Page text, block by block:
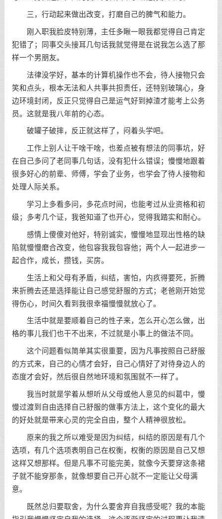
三，行动起来做出改变，打磨自己的脾气和能力。
刚入职我脸皮特别薄，主任多瞅一眼我都觉得自己肯定
犯错了；同事交头接耳几句话我就觉得是在说我怎么选了那
样一个男朋友。
法律没学好，基本的计算机操作也不会，待人接物只会
笑和点头，根本无法和人共事共担责任，还特别玻璃心，身
边环境封闭，反正只觉得自己是运气好到掉渣才能考上公务
员。这就是我八年前的心态。
破罐子破摔，反正就这样了，闷着头学吧。
工作上别人让干啥干啥，也差点被有想法的同事坑，好
在自己多问了老同事几句话，没有犯什么错误；慢慢地跟着
很多好心的前辈、师傅，学会了业务，也学会了待人接物和
处理人际关系。
学习上多看多问，多花点时间，也能考过从业资格和初
级；多考几个证，我爸知道了也开心，觉得我踏实和耐心。
感情上傻傻对他好，特别诚实，慢慢地显现出性格的缺
陷就慢慢磨合改变，他包容我我包容他；两个人一起进步一
起合作，成长，攒钱，买房。
生活上和父母有矛盾，纠结，害怕，内疚得要死，折腾
来折腾去还是选择能让自己感觉舒服的方式；老爸刚开始觉
得伤心，时间久看到我很幸福慢慢就放心了。
生活中就是要顺着自己的性子来，怎么开心怎么做，出
格的事儿我们也干不出来，不过就是小事上的做法不同。
这个问题看似简单其实很重要，因为凡事按照自己舒服
的方式来，自己的心情才会好，自己心情好了对待身边人的
态度才会好，然后很自然地环境和氛围就不一样了。
我当时就是学着从想听从父母或他人意见的纠葛中，慢
慢过渡到自由选择自己舒服的做事方法上，这个变化的最大
的好处就是带来心灵的完全自由，整个人精神很放松。
原来的我之所以难受是因为纠结，纠结的原因是有几个
选项，有几个选项表明自己在权衡，权衡的原因是自己又想
这样又想那样。但是凡事不可能完美，就像今天要穿这条裙
子就不能穿那条，就像想要自己开心就不一定能让父母满
意。
既然总归要取舍，为什么要舍弃自我感受呢？我的本能